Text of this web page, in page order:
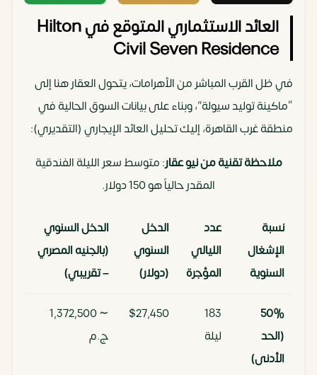
العائد الاستثماري المتوقع في Hilton
Civil Seven Residence
في ظل القرب المباشر من الأهرامات، يتحول العقار هنا إلى
“ماكينة توليد سيولة”، وبناء على بيانات السوق الحالية في
منطقة غرب القاهرة، إليك تحليل العائد الإيجاري (التقديري):
ملاحظة تقنية من نيو عقار: متوسط سعر الليلة الفندقية
المقدر حالياً هو 150 دولار.
نسبة
الإشغال
السنوية
عدد
الليالي
المؤجرة
الدخل
السنوي
(دولار)
الدخل السنوي
(بالجنيه المصري
– تقريبي)
50%
(الحد
الأدنى)
183
ليلة
$27,450
~ 1,372,500
ج.م